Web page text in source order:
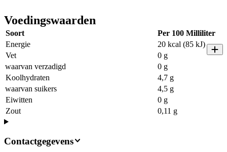
Voedingswaarden
Soort
Per 100 Milliliter
Energie
20 kcal (85 kJ)
Vet
0 g
waarvan verzadigd
0 g
Koolhydraten
4,7 g
waarvan suikers
4,5 g
Eiwitten
0 g
Zout
0,11 g
Contactgegevens